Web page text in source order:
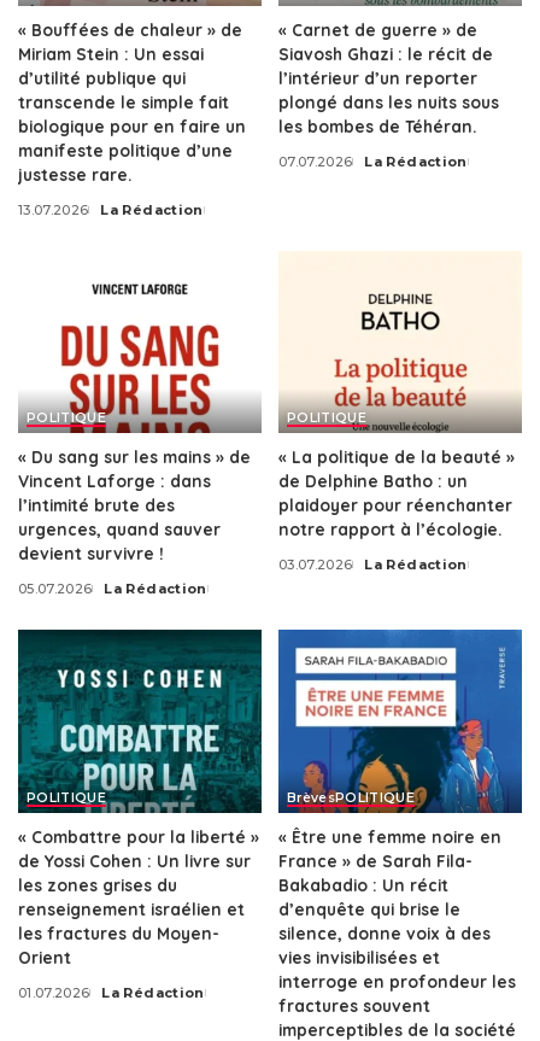
« Bouffées de chaleur » de
Miriam Stein : Un essai
d’utilité publique qui
transcende le simple fait
biologique pour en faire un
manifeste politique d’une
justesse rare.
13.07.2026
Posted
La Rédaction
« Carnet de guerre » de
Siavosh Ghazi : le récit de
l’intérieur d’un reporter
plongé dans les nuits sous
les bombes de Téhéran.
07.07.2026
Posted
La Rédaction
POLITIQUE
« Du sang sur les mains » de
Vincent Laforge : dans
l’intimité brute des
urgences, quand sauver
devient survivre !
05.07.2026
Posted
La Rédaction
POLITIQUE
« La politique de la beauté »
de Delphine Batho : un
plaidoyer pour réenchanter
notre rapport à l’écologie.
03.07.2026
Posted
La Rédaction
POLITIQUE
« Combattre pour la liberté »
de Yossi Cohen : Un livre sur
les zones grises du
renseignement israélien et
les fractures du Moyen-
Orient
01.07.2026
Posted
La Rédaction
BrèvesPOLITIQUE
« Être une femme noire en
France » de Sarah Fila-
Bakabadio : Un récit
d’enquête qui brise le
silence, donne voix à des
vies invisibilisées et
interroge en profondeur les
fractures souvent
imperceptibles de la société